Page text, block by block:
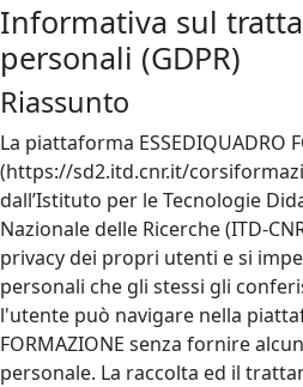
Informativa sul
personali (GDPR)
Riassunto
La piattaforma ESSEDIQUADRO
(https://sd2.itd.cnr.it/
dall’Istituto per le Tecnologie
Nazionale delle Ricerche (ITD-
privacy dei propri utenti e si
personali che gli stessi gli
l'utente può navigare nella
FORMAZIONE senza fornire
personale. La raccolta ed il